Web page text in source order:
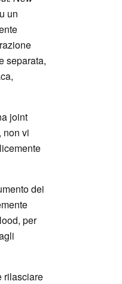
un
separata,
joint
non vi
dei
per
rilasciare